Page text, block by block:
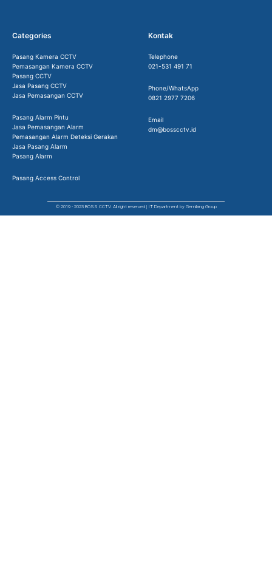
Categories
Pasang Kamera CCTV
Pemasangan Kamera CCTV
Pasang CCTV
Jasa Pasang CCTV
Jasa Pemasangan CCTV
Pasang Alarm Pintu
Jasa Pemasangan Alarm
Pemasangan Alarm Deteksi Gerakan
Jasa Pasang Alarm
Pasang Alarm
Pasang Access Control
Kontak
Telephone
021-531 491 71
Phone/WhatsApp
0821 2977 7206
Email
dm@bosscctv.id
© 2019 - 2023 BOSS CCTV. All right reserved | IT Department by Gemilang Group